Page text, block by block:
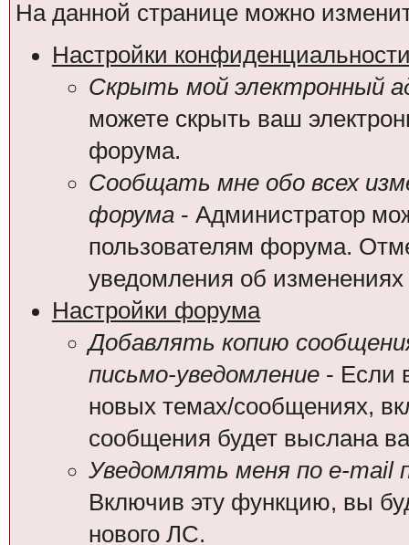
На данной странице можно
Настройки
Скрыть мой электронный
можете скрыть ваш
форума.
Сообщать мне обо всех
форума- Администратор
пользователям форума.
уведомления об
Настройки форума
Добавлять копию
письмо-уведомление- Если
новых темах/сообщениях,
сообщения будет выслана
Уведомлять меня по e-mail
Включив эту функцию, вы
нового ЛС.